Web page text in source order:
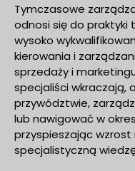
Tymczasowe
odnosi się do
wysoko
kierowania i
sprzedaży i
specjaliści wkraczają,
przywództwie,
lub nawigować w
przyspieszając wzrost
specjalistyczną